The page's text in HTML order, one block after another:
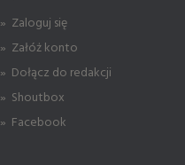
» Zaloguj się
» Załóż konto
» Dołącz do redakcji
» Shoutbox
» Facebook